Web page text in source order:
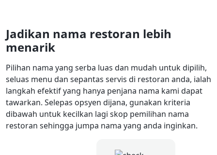
Jadikan nama restoran lebih
menarik
Pilihan nama yang serba luas dan mudah untuk dipilih,
seluas menu dan sepantas servis di restoran anda, ialah
langkah efektif yang hanya penjana nama kami dapat
tawarkan. Selepas opsyen dijana, gunakan kriteria
dibawah untuk kecilkan lagi skop pemilihan nama
restoran sehingga jumpa nama yang anda inginkan.